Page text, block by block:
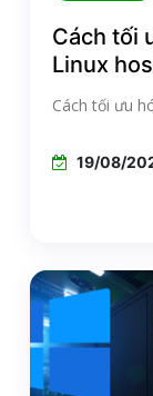
Cách tối
Linux
Cách tối ưu
19/08/